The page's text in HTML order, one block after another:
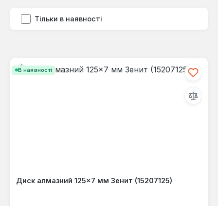
Тільки в наявності
В наявності
Диск алмазний 125×7 мм Зенит (15207125)